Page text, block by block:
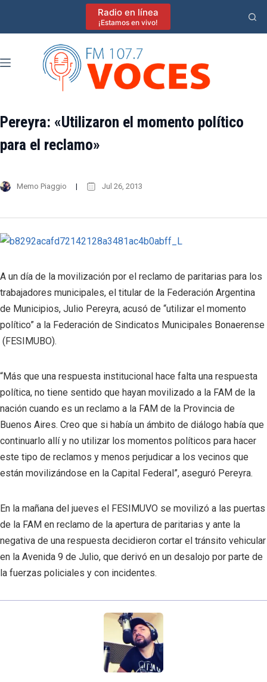
Radio en línea
¡Estamos en vivo!
Pereyra: «Utilizaron el momento político
para el reclamo»
Memo Piaggio Jul 26, 2013
A un día de la movilización por el reclamo de paritarias para los
trabajadores municipales, el titular de la Federación Argentina
de Municipios, Julio Pereyra, acusó de “utilizar el momento
político” a la Federación de Sindicatos Municipales Bonaerense
(FESIMUBO).
“Más que una respuesta institucional hace falta una respuesta
política, no tiene sentido que hayan movilizado a la FAM de la
nación cuando es un reclamo a la FAM de la Provincia de
Buenos Aires. Creo que si había un ámbito de diálogo había que
continuarlo allí y no utilizar los momentos políticos para hacer
este tipo de reclamos y menos perjudicar a los vecinos que
están movilizándose en la Capital Federal”, aseguró Pereyra.
En la mañana del jueves el FESIMUVO se movilizó a las puertas
de la FAM en reclamo de la apertura de paritarias y ante la
negativa de una respuesta decidieron cortar el tránsito vehicular
en la Avenida 9 de Julio, que derivó en un desalojo por parte de
la fuerzas policiales y con incidentes.